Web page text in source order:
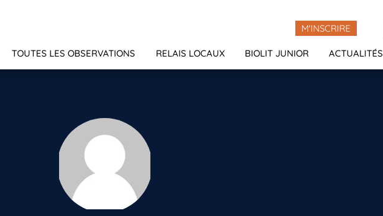
M'INSCRIRE
TOUTES LES OBSERVATIONS RELAIS LOCAUX BIOLIT JUNIOR ACTUALITÉS